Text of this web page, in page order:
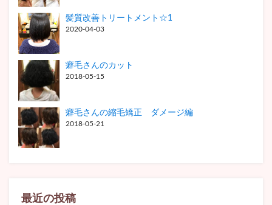
髪質改善トリートメント☆1
2020-04-03
癖毛さんのカット
2018-05-15
癖毛さんの縮毛矯正 ダメージ編
2018-05-21
最近の投稿